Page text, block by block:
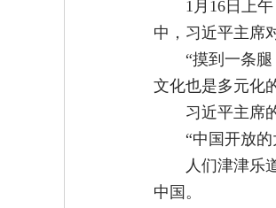
1月16日上
中，习近平主席
“摸到一条
文化也是多元化
习近平主席
“中国开放
人们津津乐
中国。